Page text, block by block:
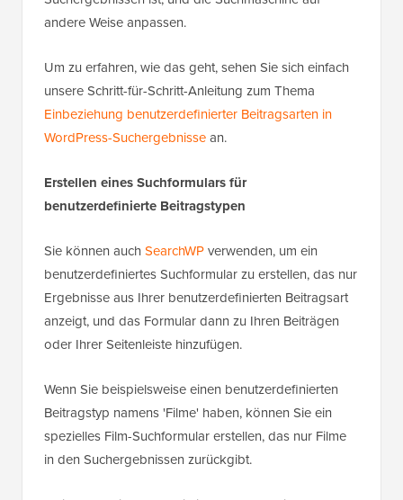
andere Weise anpassen.
Um zu erfahren, wie das geht, sehen Sie sich einfach
unsere Schritt-für-Schritt-Anleitung zum Thema
Einbeziehung benutzerdefinierter Beitragsarten in
WordPress-Suchergebnisse an.
Erstellen eines Suchformulars für
benutzerdefinierte Beitragstypen
Sie können auch SearchWPverwenden, um ein
benutzerdefiniertes Suchformular zu erstellen, das nur
Ergebnisse aus Ihrer benutzerdefinierten Beitragsart
anzeigt, und das Formular dann zu Ihren Beiträgen
oder Ihrer Seitenleiste hinzufügen.
Wenn Sie beispielsweise einen benutzerdefinierten
Beitragstyp namens 'Filme' haben, können Sie ein
spezielles Film-Suchformular erstellen, das nur Filme
in den Suchergebnissen zurückgibt.